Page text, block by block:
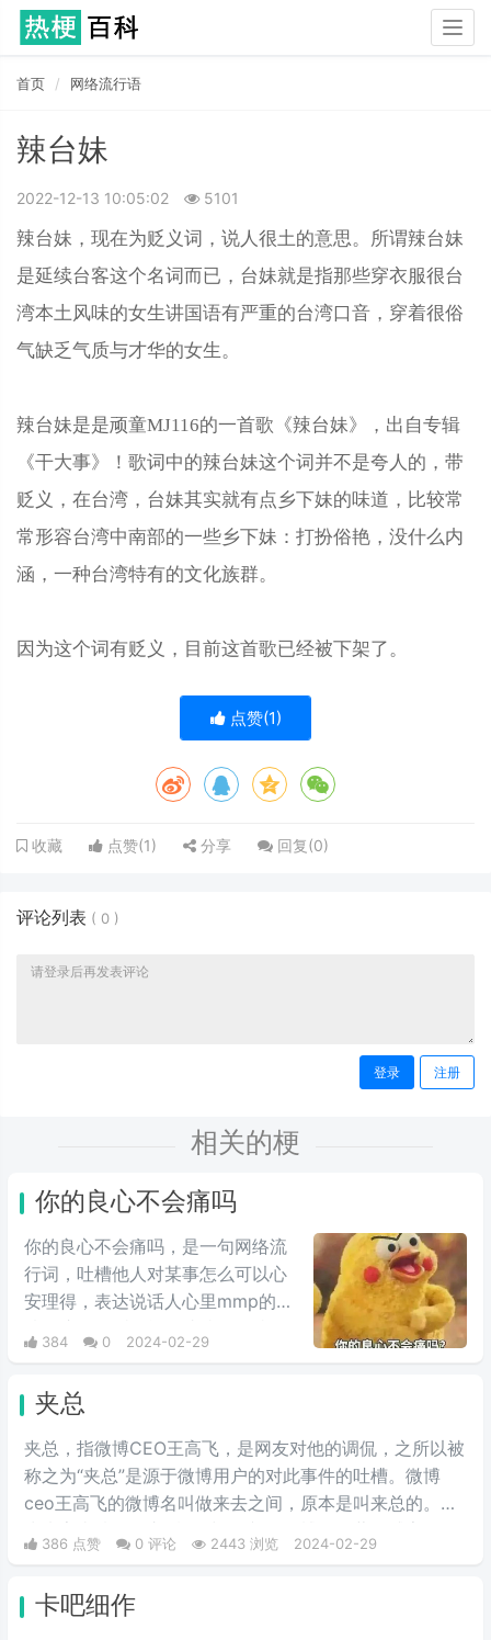
首页 网络流行语
辣台妹
2022-12-13 10:05:02 5101
辣台妹，现在为贬义词，说人很土的意思。所谓辣台妹
是延续台客这个名词而已，台妹就是指那些穿衣服很台
湾本土风味的女生讲国语有严重的台湾口音，穿着很俗
气缺乏气质与才华的女生。
辣台妹是是顽童MJ116的一首歌《辣台妹》，出自专辑
《干大事》！歌词中的辣台妹这个词并不是夸人的，带
贬义，在台湾，台妹其实就有点乡下妹的味道，比较常
常形容台湾中南部的一些乡下妹：打扮俗艳，没什么内
涵，一种台湾特有的文化族群。
因为这个词有贬义，目前这首歌已经被下架了。
点赞(1)
收藏 点赞(1) 分享 回复(0)
评论列表 ( 0 )
登录 注册
相关的梗
你的良心不会痛吗
你的良心不会痛吗，是一句网络流
行词，吐槽他人对某事怎么可以心
安理得，表达说话人心里mmp的心
情。这里的“痛”含有“内疚、愧疚、
不好意思”等含义，并不是“疼痛”的
会内疚吗，来源于热图鹦鹉兄弟表
情包，火于知乎，该词也被《咬文
嚼字》评为2017年度十大流行语之
一，现在多用于聊天中的表情包。
384 0 2024-02-29
夹总
夹总，指微博CEO王高飞，是网友对他的调侃，之所以被
称之为“夹总”是源于微博用户的对此事件的吐槽。微博
ceo王高飞的微博名叫做来去之间，原本是叫来总的。因
为来字去掉一竖之后是“夹”，并且微博把屏蔽敏感字的行
为称为“夹”，所以来去之间喜提夹总这一称号。
386 点赞 0 评论 2443 浏览 2024-02-29
卡吧细作